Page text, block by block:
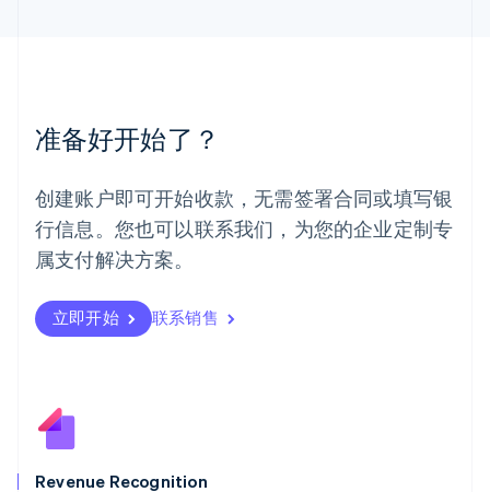
准备好开始了？
创建账户即可开始收款，无需签署合同或填写银
行信息。您也可以联系我们，为您的企业定制专
属支付解决方案。
立即开始 联系销售
Revenue Recognition
墨西哥
EspañolEnglish
English
葡萄牙
PortuguêsEnglish
日本
瑞典
Svenska English
瑞士
English
斯洛文尼亚